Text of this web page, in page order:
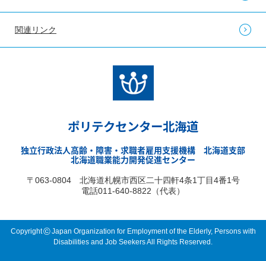
関連リンク
ポリテクセンター北海道
独立行政法人高齢・障害・求職者雇用支援機構 北海道支部
北海道職業能力開発促進センター
〒063-0804 北海道札幌市西区二十四軒4条1丁目4番1号
電話011-640-8822（代表）
Copyright©Japan Organization for Employment of the Elderly, Persons with
Disabilities and Job Seekers All Rights Reserved.